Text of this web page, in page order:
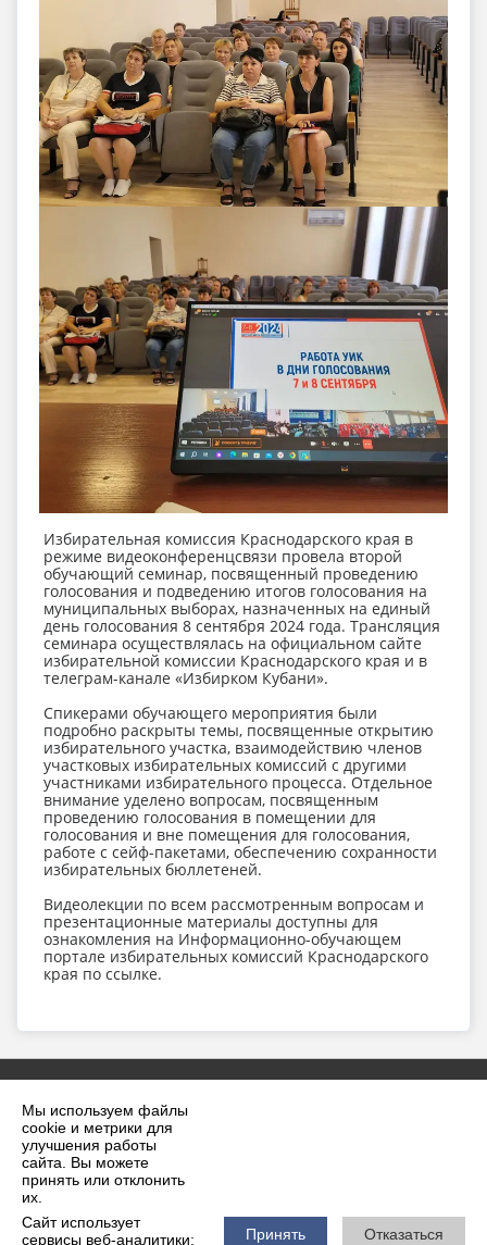
Мы используем файлы
cookie и метрики для
улучшения работы
сайта. Вы можете
принять или отклонить
их.
Сайт использует
сервисы веб-аналитики:
Принять Отказаться
Избирательная комиссия Краснодарского края в
режиме видеоконференцсвязи провела второй
обучающий семинар, посвященный проведению
голосования и подведению итогов голосования на
муниципальных выборах, назначенных на единый
день голосования 8 сентября 2024 года. Трансляция
семинара осуществлялась на официальном сайте
избирательной комиссии Краснодарского края и в
телеграм-канале «Избирком Кубани».
Спикерами обучающего мероприятия были
подробно раскрыты темы, посвященные открытию
избирательного участка, взаимодействию членов
участковых избирательных комиссий с другими
участниками избирательного процесса. Отдельное
внимание уделено вопросам, посвященным
проведению голосования в помещении для
голосования и вне помещения для голосования,
работе с сейф-пакетами, обеспечению сохранности
избирательных бюллетеней.
Видеолекции по всем рассмотренным вопросам и
презентационные материалы доступны для
ознакомления на Информационно-обучающем
портале избирательных комиссий Краснодарского
края по ссылке.
2026 г. krilovskaya.ru
Вход
Карта сайта
Политика обработки персональных данных